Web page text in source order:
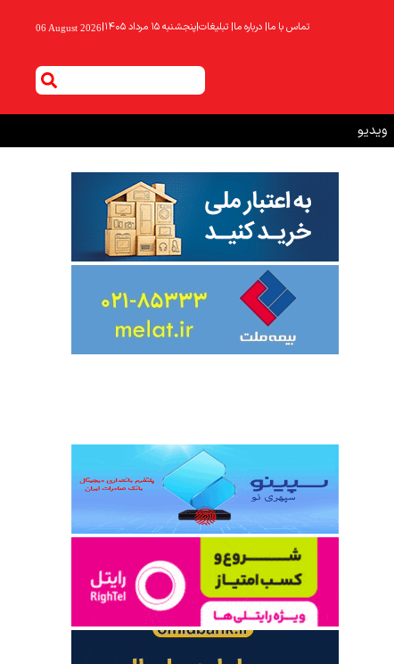
تماس با ما| درباره ما| تبلیغات|پنجشنبه ۱۵ مرداد ۱۴۰۵ |
06 August 2026
ویدیو